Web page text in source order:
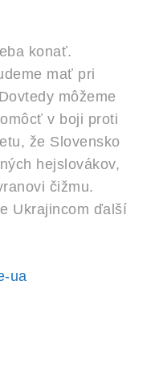
konať.
mať pri
môžeme
v boji proti
že Slovensko
hejslovákov,
čižmu.
Ukrajincom ďalší
ua